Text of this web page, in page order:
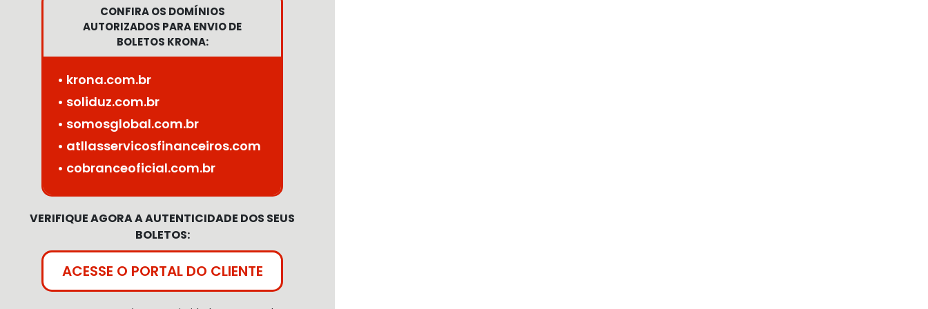
CONFIRA OS DOMÍNIOS
AUTORIZADOS PARA ENVIO DE
BOLETOS KRONA:
• krona.com.br
• soliduz.com.br
• somosglobal.com.br
• atllasservicosfinanceiros.com
• cobranceoficial.com.br
VERIFIQUE AGORA A AUTENTICIDADE DOS SEUS
BOLETOS:
ACESSE O PORTAL DO CLIENTE